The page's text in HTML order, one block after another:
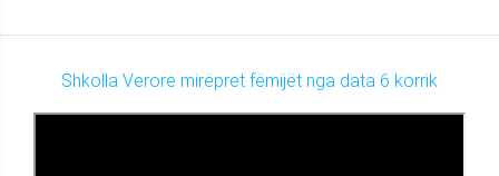
Shkolla Verore mirëpret fëmijët nga data 6 korrik